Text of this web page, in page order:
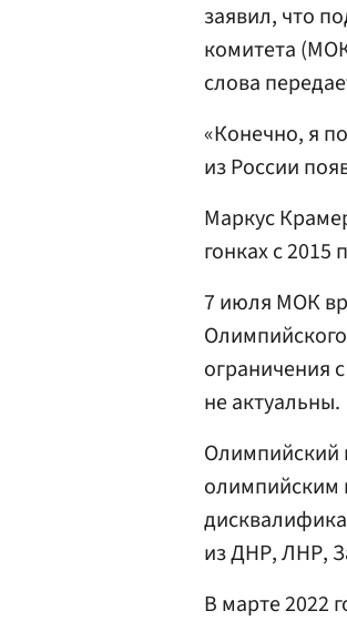
заявил, что
комитета
слова
«Конечно, я
из России
Маркус
гонках с 2015
7 июля МОК
ограничения
не актуальны.
Олимпийский
олимпийским
из ДНР, ЛНР,
В марте 2022